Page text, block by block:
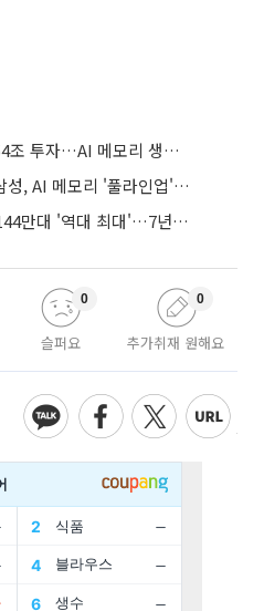
SK하이닉스, 용인·청주에 54조 투자…AI 메모리 생산기지 키운다
D램·낸드 모두 세계 1위…삼성, AI 메모리 '풀라인업'으로 승부
갤럭시 Z 폴드8, 사전판매 144만대 '역대 최대'…7년만에 갤노트10 기록 넘어
슬퍼요
0
추가취재 원해요
0